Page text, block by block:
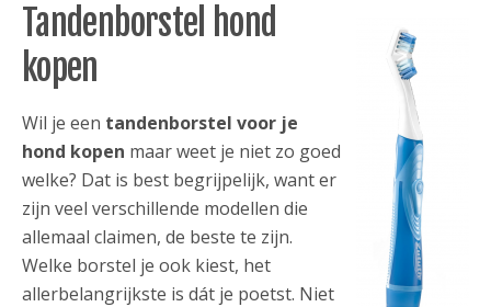
Tandenborstel hond
kopen
Wil je een tandenborstel voor je
hond kopen maar weet je niet zo goed
welke? Dat is best begrijpelijk, want er
zijn veel verschillende modellen die
allemaal claimen, de beste te zijn.
Welke borstel je ook kiest, het
allerbelangrijkste is dát je poetst. Niet